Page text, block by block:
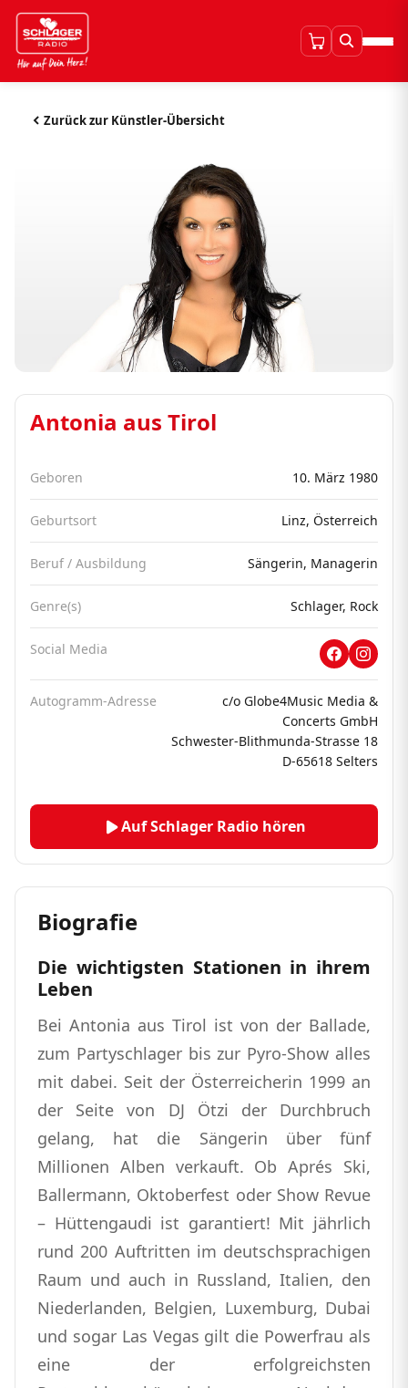
Zurück zur Künstler-Übersicht
Antonia aus Tirol
Geboren 10. März 1980
Geburtsort Linz, Österreich
Beruf / Ausbildung Sängerin, Managerin
Genre(s) Schlager, Rock
Social Media
Autogramm-Adresse
c/o Globe4Music Media &
Concerts GmbH
Schwester-Blithmunda-Strasse 18
D-65618 Selters
Auf Schlager Radio hören
Biografie
Die wichtigsten Stationen in ihrem
Leben
Bei Antonia aus Tirol ist von der Ballade,
zum Partyschlager bis zur Pyro-Show alles
mit dabei. Seit der Österreicherin 1999 an
der Seite von DJ Ötzi der Durchbruch
gelang, hat die Sängerin über fünf
Millionen Alben verkauft. Ob Aprés Ski,
Ballermann, Oktoberfest oder Show Revue
– Hüttengaudi ist garantiert! Mit jährlich
rund 200 Auftritten im deutschsprachigen
Raum und auch in Russland, Italien, den
Niederlanden, Belgien, Luxemburg, Dubai
und sogar Las Vegas gilt die Powerfrau als
eine der erfolgreichsten